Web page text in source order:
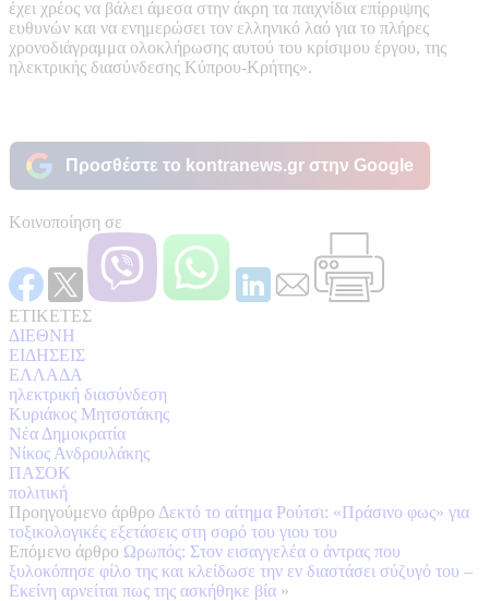
έχει χρέος να βάλει άμεσα στην άκρη τα παιχνίδια επίρριψης
ευθυνών και να ενημερώσει τον ελληνικό λαό για το πλήρες
χρονοδιάγραμμα ολοκλήρωσης αυτού του κρίσιμου έργου, της
ηλεκτρικής διασύνδεσης Κύπρου-Κρήτης».
Προσθέστε το kontranews.gr στην Google
Κοινοποίηση σε
ΕΤΙΚΕΤΕΣ
ΔΙΕΘΝΗ
ΕΙΔΗΣΕΙΣ
ΕΛΛΑΔΑ
ηλεκτρική διασύνδεση
Κυριάκος Μητσοτάκης
Νέα Δημοκρατία
Νίκος Ανδρουλάκης
ΠΑΣΟΚ
πολιτική
Προηγούμενο άρθρο Δεκτό το αίτημα Ρούτσι: «Πράσινο φως» για
τοξικολογικές εξετάσεις στη σορό του γιου του
Επόμενο άρθρο Ωρωπός: Στον εισαγγελέα ο άντρας που
ξυλοκόπησε φίλο της και κλείδωσε την εν διαστάσει σύζυγό του –
Εκείνη αρνείται πως της ασκήθηκε βία »